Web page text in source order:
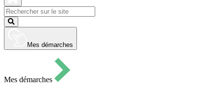
ouvrir
le
formulaire
Fermer
la
recherche
Lancer
la
Mes démarches
Mes démarches